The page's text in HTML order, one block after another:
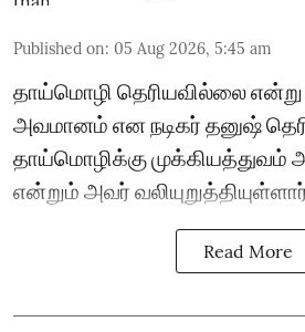
Published on: 05 Aug 2026, 5:45 am
தாய்மொழி தெரியவில்லை என்று
அவமானம் என நடிகர் தனுஷ்
தாய்மொழிக்கு
என்றும் அவர்
Read More